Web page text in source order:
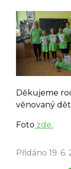
Děkujeme
věnovaný
Foto zde.
Přidáno 19.